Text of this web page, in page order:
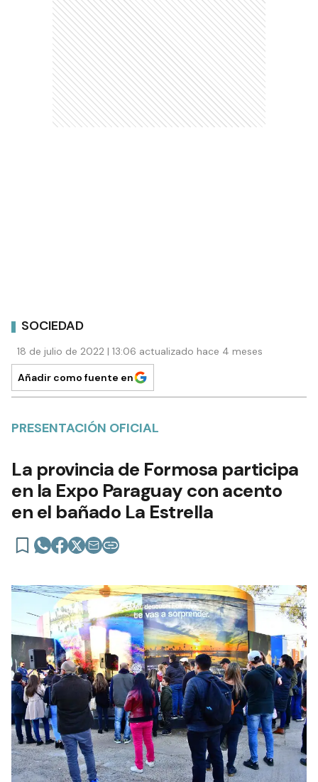
SOCIEDAD
18 de julio de 2022 | 13:06 actualizado hace 4 meses
Añadir como fuente en
PRESENTACIÓN OFICIAL
La provincia de Formosa participa
en la Expo Paraguay con acento
en el bañado La Estrella